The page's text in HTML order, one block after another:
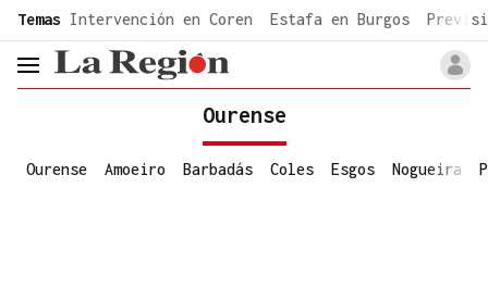
common.go-to-content
Temas Intervención en Coren Estafa en Burgos
header.menu.open
Ourense
Ourense Amoeiro Barbadás Coles Esgos Nogueira